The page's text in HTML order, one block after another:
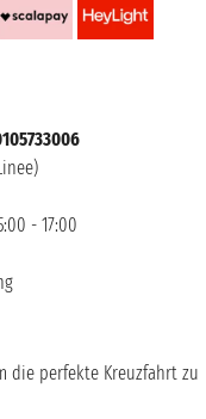
- 17:00
die perfekte Kreuzfahrt zu